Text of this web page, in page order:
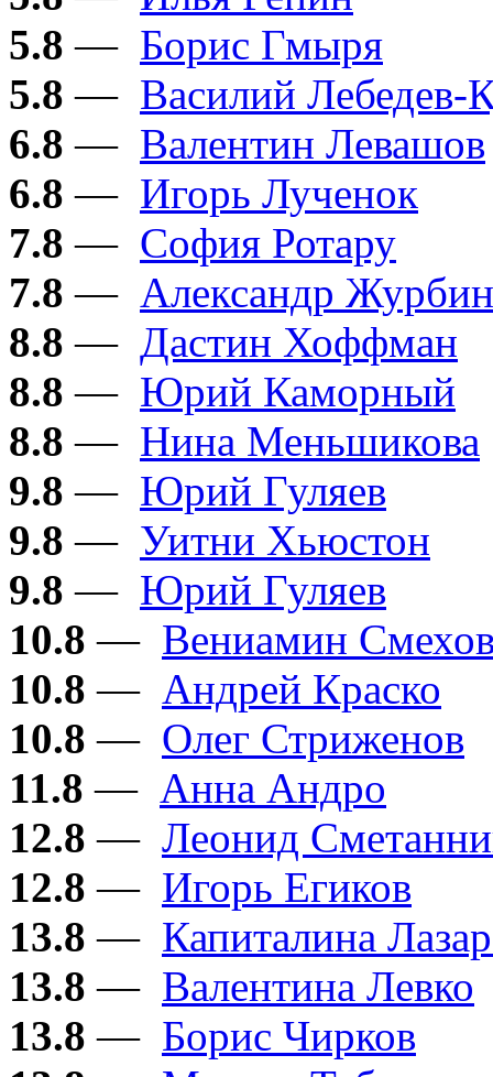
5.8 — Борис Гмыря
5.8 — Василий Лебедев-
6.8 — Валентин Левашов
6.8 — Игорь Лученок
7.8 — София Ротару
7.8 — Александр Журбин
8.8 — Дастин Хоффман
8.8 — Юрий Каморный
8.8 — Нина Меньшикова
9.8 — Юрий Гуляев
9.8 — Уитни Хьюстон
9.8 — Юрий Гуляев
10.8 — Вениамин
10.8 — Андрей Краско
10.8 — Олег Стриженов
11.8 — Анна Андро
12.8 — Леонид
12.8 — Игорь Егиков
13.8 — Капиталина
13.8 — Валентина Левко
13.8 — Борис Чирков